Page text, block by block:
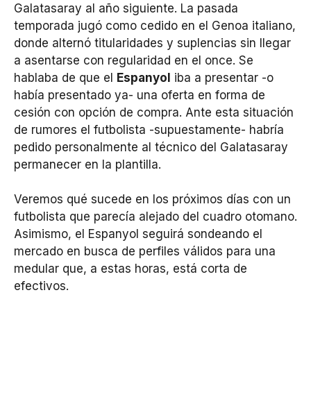
Galatasaray al año siguiente. La pasada
temporada jugó como cedido en el Genoa italiano,
donde alternó titularidades y suplencias sin llegar
a asentarse con regularidad en el once. Se
hablaba de que el Espanyol iba a presentar -o
había presentado ya- una oferta en forma de
cesión con opción de compra. Ante esta situación
de rumores el futbolista -supuestamente- habría
pedido personalmente al técnico del Galatasaray
permanecer en la plantilla.
Veremos qué sucede en los próximos días con un
futbolista que parecía alejado del cuadro otomano.
Asimismo, el Espanyol seguirá sondeando el
mercado en busca de perfiles válidos para una
medular que, a estas horas, está corta de
efectivos.